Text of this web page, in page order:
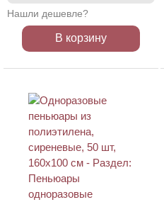
Нашли дешевле?
В корзину